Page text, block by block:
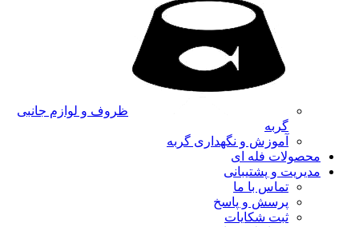
ظروف و لوازم جانبی
گربه
آموزش و نگهداری گربه
محصولات فله ای
مدیریت و پشتیبانی
تماس با ما
پرسش و پاسخ
ثبت شکایات